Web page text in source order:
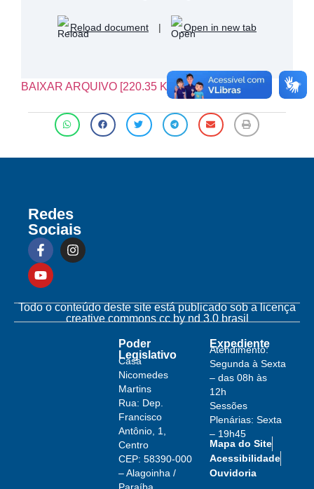
Reload document | Open in new tab
BAIXAR ARQUIVO [220.35 KB]
Redes
Sociais
Todo o conteúdo deste site está publicado sob a licença
creative commons cc by nd 3.0 brasil
Poder
Legislativo
Casa
Nicomedes
Martins
Rua: Dep.
Francisco
Antônio, 1,
Centro
CEP: 58390-000
– Alagoinha /
Paraíba
Expediente
Atendimento:
Segunda à Sexta
– das 08h às
12h
Sessões
Plenárias: Sexta
– 19h45
Mapa do Site
Acessibilidade
Ouvidoria